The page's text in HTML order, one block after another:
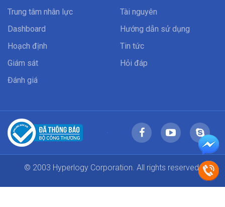
Trung tâm nhân lực
Dashboard
Hoạch định
Giám sát
Đánh giá
Tài nguyên
Hướng dẫn sử dụng
Tin tức
Hỏi đáp
© 2003 Hyperlogy Corporation. All rights reserved.